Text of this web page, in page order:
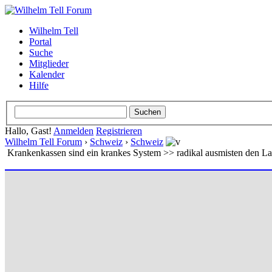
Wilhelm Tell
Portal
Suche
Mitglieder
Kalender
Hilfe
Hallo, Gast! Anmelden Registrieren
Wilhelm Tell Forum › Schweiz › Schweiz
Krankenkassen sind ein krankes System >> radikal ausmisten den